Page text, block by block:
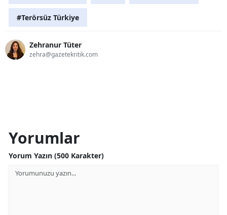
#Terörsüz Türkiye
Zehranur Tüter
zehra@gazetekritik.com
Yorumlar
Yorum Yazın (500 Karakter)